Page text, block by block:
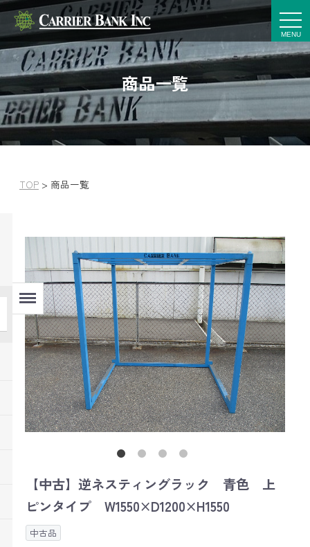
t
o
g
g
l
n
v
g
t
商品一覧
TOP > 商品一覧
Menu
【中古】逆ネスティングラック 青色 上
ピンタイプ W1550×D1200×H1550
中古品